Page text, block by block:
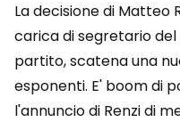
La decisione di Matteo
carica di segretario
partito, scatena una
esponenti. E' boom di
l'annuncio di Renzi di